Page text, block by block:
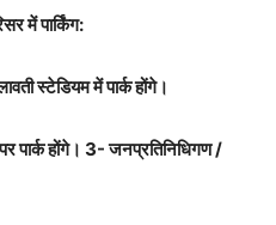
में पार्किंग:
स्टेडियम में पार्क होंगे।
पार्क होंगे। 3- जनप्रतिनिधिगण /